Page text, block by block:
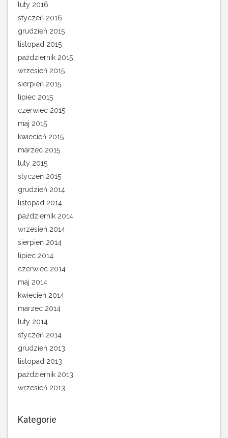
luty 2016
styczeń 2016
grudzień 2015
listopad 2015
październik 2015
wrzesień 2015
sierpień 2015
lipiec 2015
czerwiec 2015
maj 2015
kwiecień 2015
marzec 2015
luty 2015
styczeń 2015
grudzień 2014
listopad 2014
październik 2014
wrzesień 2014
sierpień 2014
lipiec 2014
czerwiec 2014
maj 2014
kwiecień 2014
marzec 2014
luty 2014
styczeń 2014
grudzień 2013
listopad 2013
październik 2013
wrzesień 2013
Kategorie